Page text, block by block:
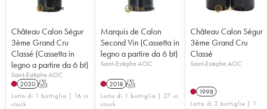
Château Calon Ségur
3ème Grand Cru
Classé (Cassetta in
legno a partire da 6 bt)
Saint-Estèphe AOC
2020 T
Lotto di 1 bottiglia | 16 in
stock
Marquis de Calon
Second Vin (Cassetta in
legno a partire da 6 bt)
Saint-Estèphe AOC
2018 T
Lotto di 1 bottiglia | 27 in
stock
Château Calon Ségur
3ème Grand Cru
Classé
Saint-Estèphe AOC
1998
Lotto di 2 bottiglie | 1